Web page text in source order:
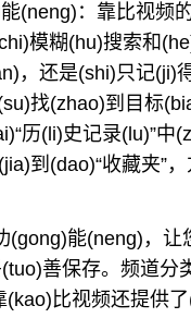
(neng)：靠比视频
模糊(hu)搜索和
，还是(shi)只记(ji)
找(zhao)到目标
历(li)史记录(lu)”
到(dao)“收藏夹”
(gong)能(neng)，
善保存。频道分
比视频还提供